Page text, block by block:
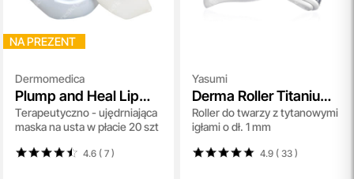
NA PREZENT
Dermomedica
Plump and Heal Lip
Mask
Terapeutyczno - ujędrniająca
maska na usta w płacie 20 szt
4.6 ( 7)
Yasumi
Derma Roller Titanium
1
Roller do twarzy z tytanowymi
igłami o dł. 1 mm
4.9 ( 33)